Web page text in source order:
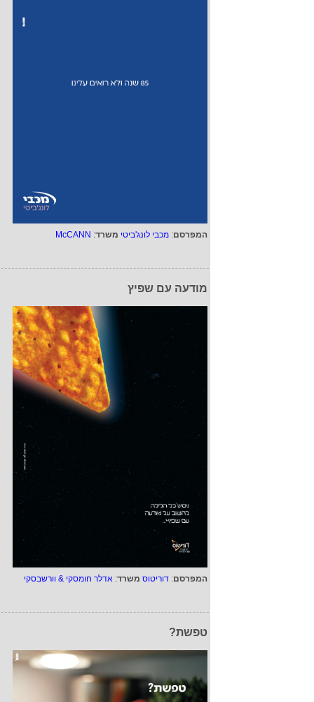
המפרסם: מכבי לונג'ביטי משרד:
McCANN
מודעה עם שפיץ
המפרסם: דוריטוס משרד: אדלר חומסקי & וורשבסקי
טפשת?